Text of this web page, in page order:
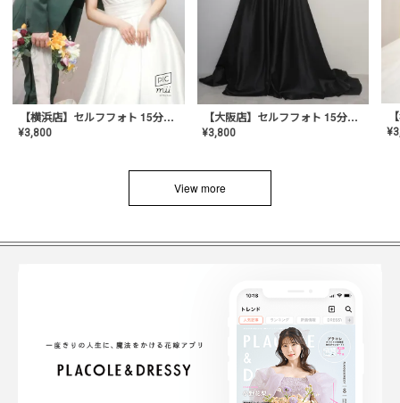
【横浜店】セルフフォト 15分撮り放題プラン
¥3,800
【大阪店】セルフフォト 15分撮り放題プラン
¥3,800 ¥
View more